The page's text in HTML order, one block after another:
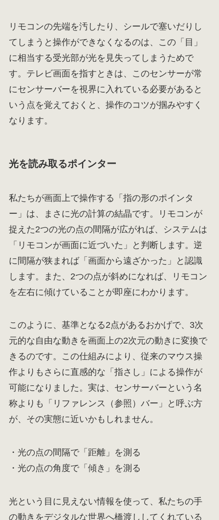
リモコンの先端を汚したり、シールで塞いだりし
てしまうと操作ができなくなるのは、この「目」
に相当する受光部が光を見失ってしまうためで
す。テレビ画面を指すときは、このセンサーが常
にセンサーバーを視界に入れている必要があると
いう点を覚えておくと、操作のコツが掴みやすく
なります。
光を読み取るポインター
私たちが画面上で操作する「指の形のポインタ
ー」は、まさに光の計算の結晶です。リモコンが
捉えた2つの光の点の間隔が広がれば、システムは
「リモコンが画面に近づいた」と判断します。逆
に間隔が狭まれば「画面から遠ざかった」と認識
します。また、2つの点が斜めになれば、リモコン
を左右に傾けていることが即座にわかります。
このように、基準となる2点があるおかげで、3次
元的な自由な動きを画面上の2次元の動きに変換で
きるのです。この仕組みにより、従来のマウス操
作よりもさらに直感的な「指さし」による操作が
可能になりました。実は、センサーバーという名
称よりも「リファレンス（参照）バー」と呼ぶ方
が、その実態に近いかもしれません。
・光の点の間隔で「距離」を測る
・光の点の角度で「傾き」を測る
光という目に見えない情報を使って、私たちの手
の動きをデジタルな世界へ橋渡ししてくれている